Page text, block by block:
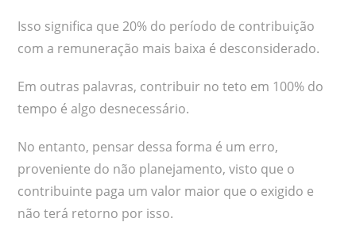
Isso significa que 20% do período de contribuição
com a remuneração mais baixa é desconsiderado.
Em outras palavras, contribuir no teto em 100% do
tempo é algo desnecessário.
No entanto, pensar dessa forma é um erro,
proveniente do não planejamento, visto que o
contribuinte paga um valor maior que o exigido e
não terá retorno por isso.